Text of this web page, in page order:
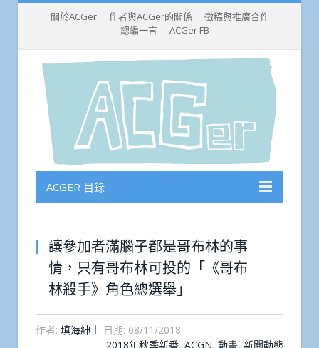
關於ACGer 作者與ACGer的關係
徵稿與推廣合作
總編一言
ACGer FB
ACGER 目錄
讓參加者滿腦子都是哥布林的事
情，只有哥布林可投的「《哥布
林殺手》角色總選舉」
作者: 填海紳士 日期: 08/11/2018
2018年秋季新番, ACGN, 動畫, 新聞動態